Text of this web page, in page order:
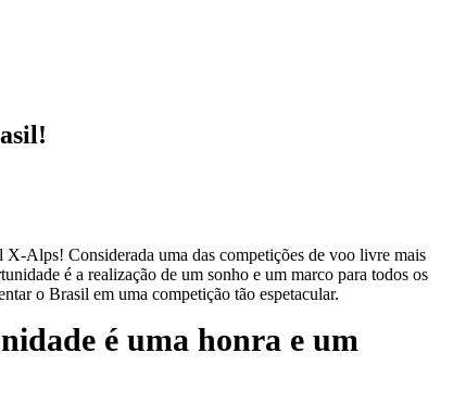
Alps! Considerada uma das competições de voo livre mais
é a realização de um sonho e um marco para todos os
o Brasil em uma competição tão espetacular.
é uma honra e um